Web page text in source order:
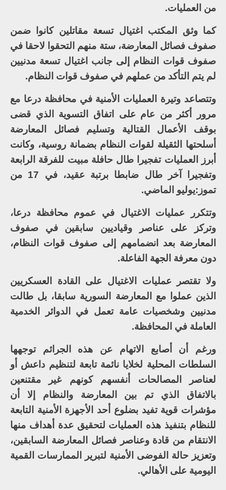
من العمليات.
كما وثق المكتب اغتيال تسعة مقاتلين كانوا ضمن
صفوف فصائل المعارضة، ستة منهم التحقوا لاحقا في
صفوف قوات النظام إلى جانب اغتيال تسعة مدنيين
لم يتم التأكد من عملهم في صفوف قوات النظام.
وتتصاعد وتيرة العمليات الأمنية في محافظة درعا مع
مرور أكثر من عام على اتفاق التسوية الذي قضى
بوقف الأعمال القتالية وتسليم فصائل المعارضة
أسلحتها الثقيلة لقوات النظام بضمانة روسية، وكانت
أبرز العمليات تفجيرا طال حافلة مبيت للفرقة الرابعة
وتفجيرا آخر طال ضابطا برتبة عقيد، في 17 من
تموز:يوليو الماضي.
وتتكرر عمليات الاغتيال في عموم محافظة درعا،
وتركز على عناصر وقياديين سابقين في صفوف
المعارضة بعد انضمامهم إلى صفوف قوات النظام،
دون معرفة الجهة الفاعلة.
ولا تقتصر عمليات الاغتيال على القادة العسكريين
الذين عملوا مع المعارضة السورية سابقا، بل طالت
مدنيين وشخصيات عامة تعمل في الدوائر الخدمية
العاملة في المحافظة.
ورغم أن أصابع الاتهام عن هذه الجرائم توجهها
السلطات المحلية لخلايا نائمة تابعة لتنظيم داعش أو
لعناصر المصالحات أنفسهم كونهم غير مقتنعين
بالاتفاق الذي تم بين المعارضة والنظام إلا أن
مؤشرات قوية تفيد بضلوع أحد الأجهزة الأمنية التابعة
للنظام بتنفيذ هذه العمليات لتحقيق عدة أهداف منها
الانتقام من قادة وعناصر فصائل المعارضة السابقين،
وتعزيز حالة الفوضى الأمنية لتبرير الممارسات القمية
اليومية على الأهالي.